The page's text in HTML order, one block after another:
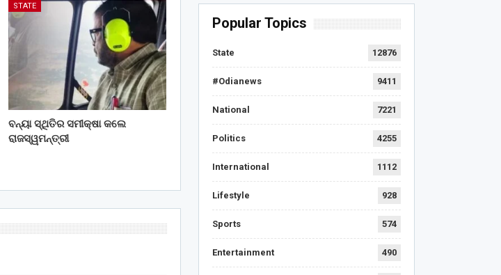
STATE
ବନ୍ୟା ସ୍ଥିତିର ସମୀକ୍ଷା କଲେ
ରାଜସ୍ୱମନ୍ତ୍ରୀ
Popular Topics
State 12876
#Odianews 9411
National 7221
Politics 4255
International 1112
Lifestyle 928
Sports 574
Entertainment 490